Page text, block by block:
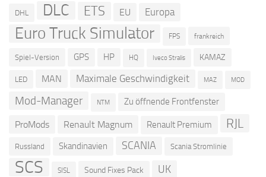
DHL DLC ETS EU Europa
Euro Truck Simulator FPS frankreich
Spiel-Version GPS HP HQ Iveco Stralis KAMAZ
LED MAN Maximale Geschwindigkeit MAZ MOD
Mod-Manager NTM Zu öffnende Frontfenster
ProMods Renault Magnum Renault Premium RJL
Russland Skandinavien SCANIA Scania Stromlinie
SCS SISL Sound Fixes Pack UK